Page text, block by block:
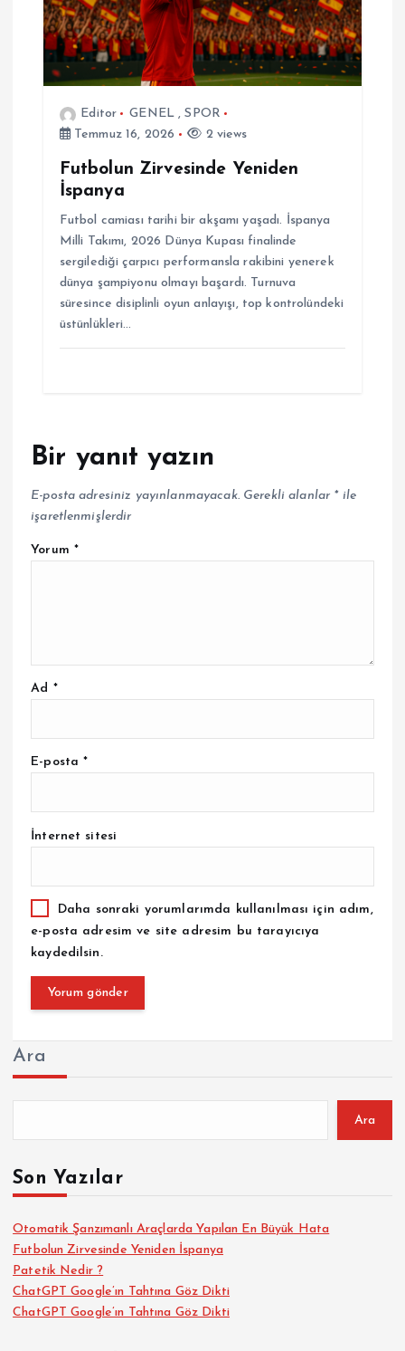
Editor GENEL,SPOR
Temmuz 16, 2026
2 views
Futbolun Zirvesinde Yeniden
İspanya
Futbol camiası tarihi bir akşamı yaşadı. İspanya
Milli Takımı, 2026 Dünya Kupası finalinde
sergilediği çarpıcı performansla rakibini yenerek
dünya şampiyonu olmayı başardı. Turnuva
süresince disiplinli oyun anlayışı, top kontrolündeki
üstünlükleri…
Bir yanıt yazın
E-posta adresiniz yayınlanmayacak. Gerekli alanlar *ile
işaretlenmişlerdir
Yorum *
Ad *
E-posta*
İnternet sitesi
Daha sonraki yorumlarımda kullanılması için adım,
e-posta adresim ve site adresim bu tarayıcıya
kaydedilsin.
Ara
Ara
Son Yazılar
Otomatik Şanzımanlı Araçlarda Yapılan En Büyük Hata
Futbolun Zirvesinde Yeniden İspanya
Patetik Nedir ?
ChatGPT Google’ın Tahtına Göz Dikti
ChatGPT Google’ın Tahtına Göz Dikti